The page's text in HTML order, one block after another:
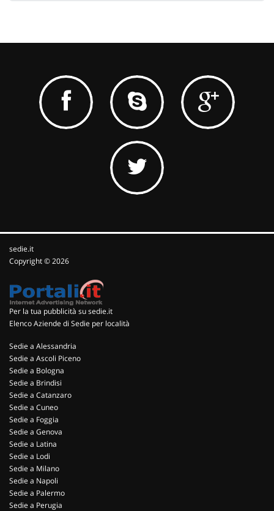
sedie.it
Copyright © 2026
Per la tua pubblicità su sedie.it
Elenco Aziende di Sedie per località
Sedie a Alessandria
Sedie a Ascoli Piceno
Sedie a Bologna
Sedie a Brindisi
Sedie a Catanzaro
Sedie a Cuneo
Sedie a Foggia
Sedie a Genova
Sedie a Latina
Sedie a Lodi
Sedie a Milano
Sedie a Napoli
Sedie a Palermo
Sedie a Perugia